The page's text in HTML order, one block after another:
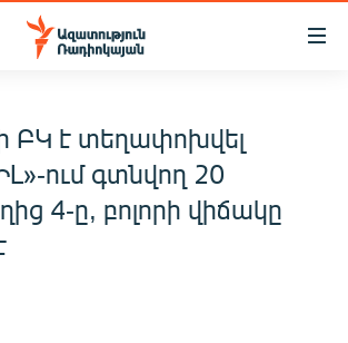
2026
ԲԿ է տեղափոխվել
ում գտնվող 20
4-ը, բոլորի վիճակը